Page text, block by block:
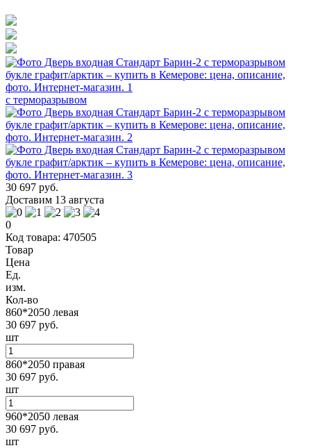
с терморазрывом
30 697 руб.
Доставим 13 августа
0
Код товара: 470505
Товар
Цена
Ед.
изм.
Кол-во
860*2050 левая
30 697 руб.
шт
860*2050 правая
30 697 руб.
шт
960*2050 левая
30 697 руб.
шт